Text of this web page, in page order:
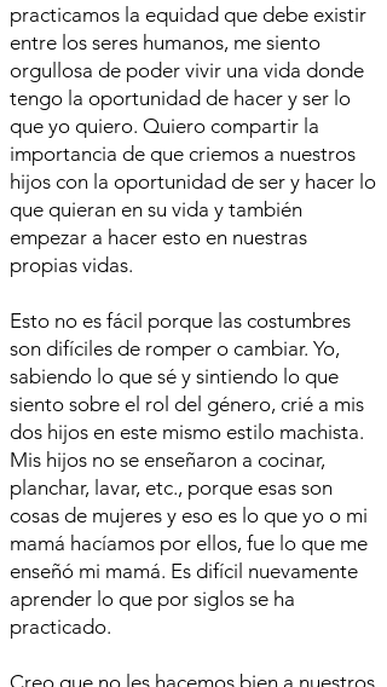
practicamos la equidad que debe existir
entre los seres humanos, me siento
orgullosa de poder vivir una vida donde
tengo la oportunidad de hacer y ser lo
que yo quiero. Quiero compartir la
importancia de que criemos a nuestros
hijos con la oportunidad de ser y hacer lo
que quieran en su vida y también
empezar a hacer esto en nuestras
propias vidas.
Esto no es fácil porque las costumbres
son difíciles de romper o cambiar. Yo,
sabiendo lo que sé y sintiendo lo que
siento sobre el rol del género, crié a mis
dos hijos en este mismo estilo machista.
Mis hijos no se enseñaron a cocinar,
planchar, lavar, etc., porque esas son
cosas de mujeres y eso es lo que yo o mi
mamá hacíamos por ellos, fue lo que me
enseñó mi mamá. Es difícil nuevamente
aprender lo que por siglos se ha
practicado.
Creo que no les hacemos bien a nuestros